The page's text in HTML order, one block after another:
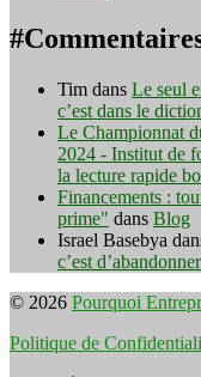
Tim dans Le seul
c’est dans le
Le Championnat
2024 - Institut de
la lecture rapide
Financements :
prime" dans Blog
Israel Basebya
c’est
© 2026 Pourquoi
Politique de